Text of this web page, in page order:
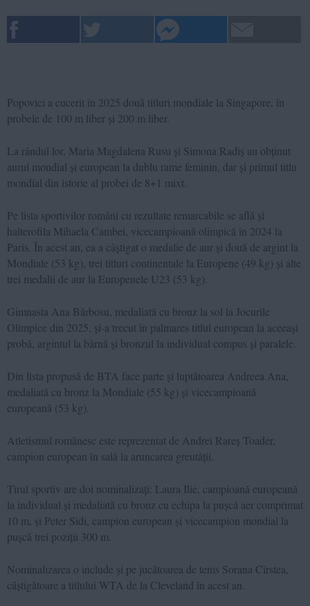
Popovici a cucerit în 2025 două titluri mondiale la Singapore, în
probele de 100 m liber și 200 m liber.
La rândul lor, Maria Magdalena Rusu și Simona Radiș au obținut
aurul mondial și european la dublu rame feminin, dar și primul titlu
mondial din istorie al probei de 8+1 mixt.
Pe lista sportivilor români cu rezultate remarcabile se află și
halterofila Mihaela Cambei, vicecampioană olimpică în 2024 la
Paris. În acest an, ea a câștigat o medalie de aur și două de argint la
Mondiale (53 kg), trei titluri continentale la Europene (49 kg) și alte
trei medalii de aur la Europenele U23 (53 kg).
Gimnasta Ana Bărbosu, medaliată cu bronz la sol la Jocurile
Olimpice din 2025, și-a trecut în palmares titlul european la aceeași
probă, argintul la bârnă și bronzul la individual compus și paralele.
Din lista propusă de BTA face parte și luptătoarea Andreea Ana,
medaliată cu bronz la Mondiale (55 kg) și vicecampioană
europeană (53 kg).
Atletismul românesc este reprezentat de Andrei Rareș Toader,
campion european în sală la aruncarea greutății.
Tirul sportiv are doi nominalizați: Laura Ilie, campioană europeană
la individual și medaliată cu bronz cu echipa la pușcă aer comprimat
10 m, și Peter Sidi, campion european și vicecampion mondial la
pușcă trei poziții 300 m.
Nominalizarea o include și pe jucătoarea de tenis Sorana Cîrstea,
câștigătoare a titlului WTA de la Cleveland în acest an.